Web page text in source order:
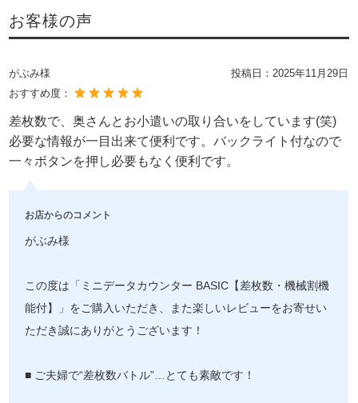
お客様の声
がぶみ様 投稿日： 2025年11月29日
おすすめ度：
差枚数で、奥さんとお小遣いの取り合いをしています(笑)
必要な情報が一目出来て便利です。バックライト付なので
一々ボタンを押し必要もなく便利です。
お店からのコメント
がぶみ様
この度は「ミニデータカウンター BASIC【差枚数・機械割機
能付】」をご購入いただき、また楽しいレビューをお寄せい
ただき誠にありがとうございます！
■ ご夫婦で“差枚数バトル”…とても素敵です！